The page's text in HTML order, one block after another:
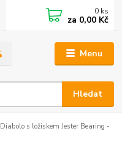
Menu
Hledat
0 ks
za 0,00 Kč
Diabolo s ložiskem Jester Bearing -